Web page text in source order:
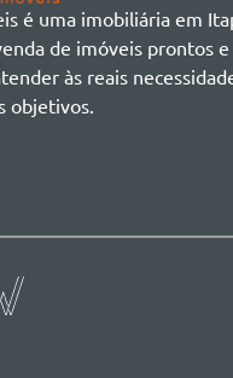
é uma imobiliária em
de imóveis prontos
às reais
objetivos.